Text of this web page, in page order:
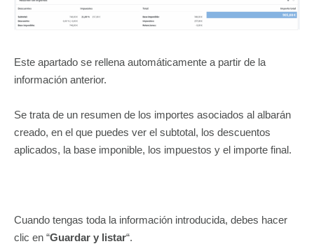
Este apartado se rellena automáticamente a partir de la
información anterior.
Se trata de un resumen de los importes asociados al albarán
creado, en el que puedes ver el subtotal, los descuentos
aplicados, la base imponible, los impuestos y el importe final.
Cuando tengas toda la información introducida, debes hacer
clic en “Guardar y listar“.